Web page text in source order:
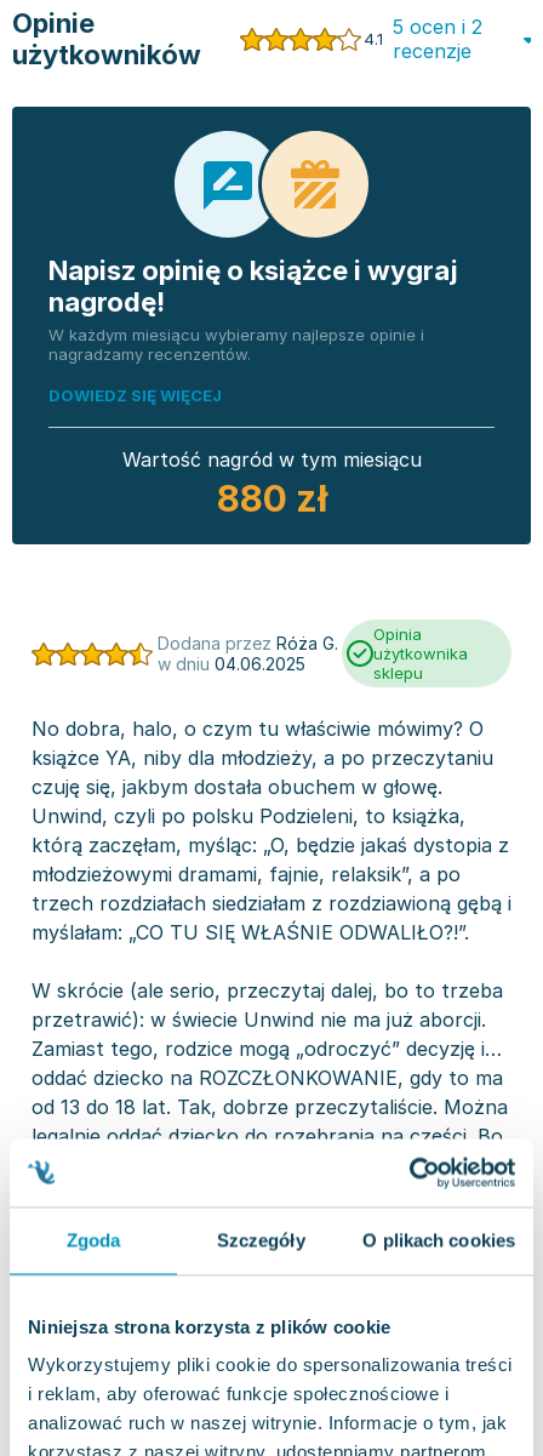
Zgoda Szczegóły O plikach cookies
Niniejsza strona korzysta z plików cookie
Wykorzystujemy pliki cookie do spersonalizowania treści
i reklam, aby oferować funkcje społecznościowe i
analizować ruch w naszej witrynie. Informacje o tym, jak
korzystasz z naszej witryny, udostępniamy partnerom
Opinie
użytkowników
4.1 5 ocen i 2
recenzje
Napisz opinię o książce i wygraj
nagrodę!
W każdym miesiącu wybieramy najlepsze opinie i
nagradzamy recenzentów.
DOWIEDZ SIĘ WIĘCEJ
Wartość nagród w tym miesiącu
880 zł
Dodana przez Róża G.
w dniu 04.06.2025
Opinia
użytkownika
sklepu
No dobra, halo, o czym tu właściwie mówimy? O
książce YA, niby dla młodzieży, a po przeczytaniu
czuję się, jakbym dostała obuchem w głowę.
Unwind, czyli po polsku Podzieleni, to książka,
którą zaczęłam, myśląc: „O, będzie jakaś dystopia z
młodzieżowymi dramami, fajnie, relaksik”, a po
trzech rozdziałach siedziałam z rozdziawioną gębą i
myślałam: „CO TU SIĘ WŁAŚNIE ODWALIŁO?!”.
W skrócie (ale serio, przeczytaj dalej, bo to trzeba
przetrawić): w świecie Unwind nie ma już aborcji.
Zamiast tego, rodzice mogą „odroczyć” decyzję i…
oddać dziecko na ROZCZŁONKOWANIE, gdy to ma
od 13 do 18 lat. Tak, dobrze przeczytaliście. Można
legalnie oddać dziecko do rozebrania na części. Bo
transplantologia w tym uniwersum rozwinęła się
tak, że można przeszczepić wszystko, i mózg, i
Z jednej strony: wow, nauka, postęp, cudownie. Z
drugiej: czy wyście oszaleli?!
To, co mnie najbardziej rozwaliło, to nie sam
pomysł „unwindingu” (chociaż serio, sam koncept
sprawia, że odechciewa się jeść kolację), ale cała
otoczka społeczna i moralna. Ludzie żyją, jakby to